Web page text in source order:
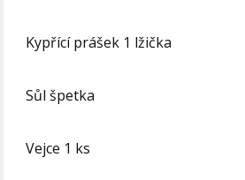
Kypřící prášek 1 lžička
Sůl špetka
Vejce 1 ks